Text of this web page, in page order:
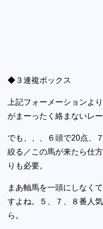
◆３連複ボックス
上記フォーメーションよ
がまーったく絡まないレ
でも、、、６頭で20点、
絞る／この馬が来たら仕
りも必要。
まあ軸馬を一頭にしなく
すよね。５、７、８番人
ら。